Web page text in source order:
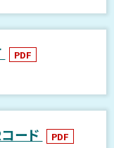
PDF
ード
PDF